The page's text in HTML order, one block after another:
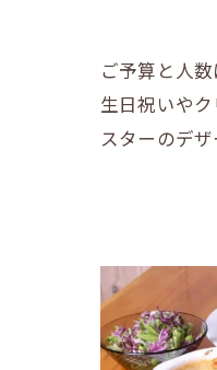
ご予算と人
生日祝いや
スターのデザ